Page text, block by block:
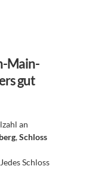
Main-
gut
an
, Schloss
Schloss